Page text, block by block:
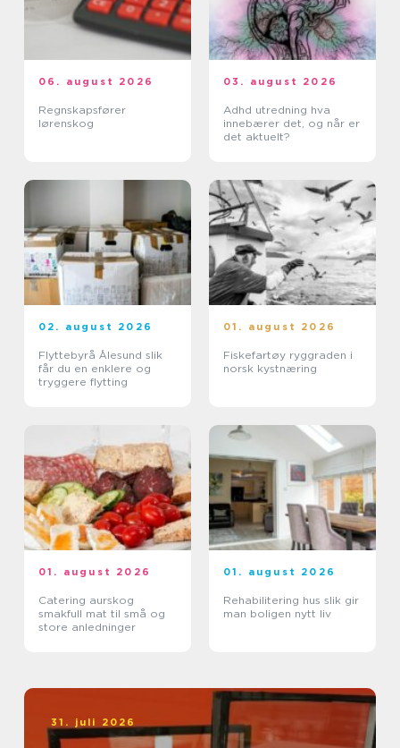
06. august 2026
Regnskapsfører
lørenskog
03. august 2026
Adhd utredning hva
innebærer det, og når er
det aktuelt?
02. august 2026
Flyttebyrå Ålesund slik
får du en enklere og
tryggere flytting
01. august 2026
Fiskefartøy ryggraden i
norsk kystnæring
01. august 2026
Catering aurskog
smakfull mat til små og
store anledninger
01. august 2026
Rehabilitering hus slik gir
man boligen nytt liv
31. juli 2026